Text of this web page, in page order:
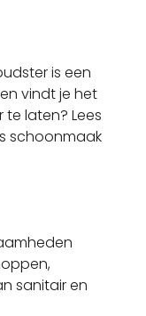
is een
vindt je het
laten? Lees
schoonmaak
sanitair en